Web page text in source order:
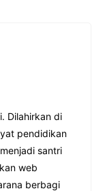
Dilahirkan di
pendidikan
santri
web
berbagi